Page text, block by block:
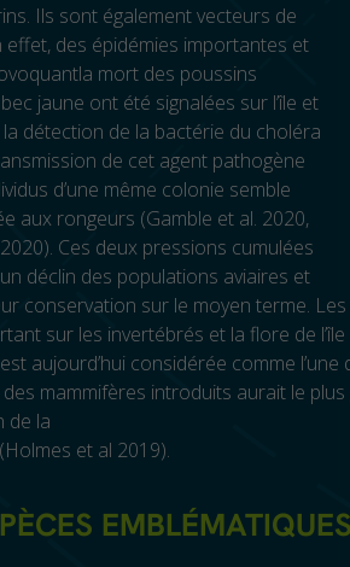
Ils sont également vecteurs de
effet, des épidémies importantes et
mort des poussins
jaune ont été signalées sur l’île et
détection de la bactérie du choléra
de cet agent pathogène
d’une même colonie semble
aux rongeurs (Gamble et al. 2020,
Ces deux pressions cumulées
déclin des populations aviaires et
conservation sur le moyen terme.
sur les invertébrés et la flore de
aujourd’hui considérée comme
des mammifères introduits aurait le
de la
et al 2019).